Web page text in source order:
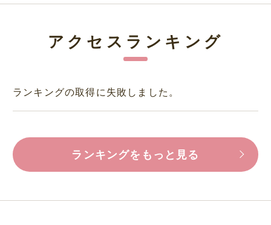
アクセスランキング
ランキングの取得に失敗しました。
ランキングをもっと見る